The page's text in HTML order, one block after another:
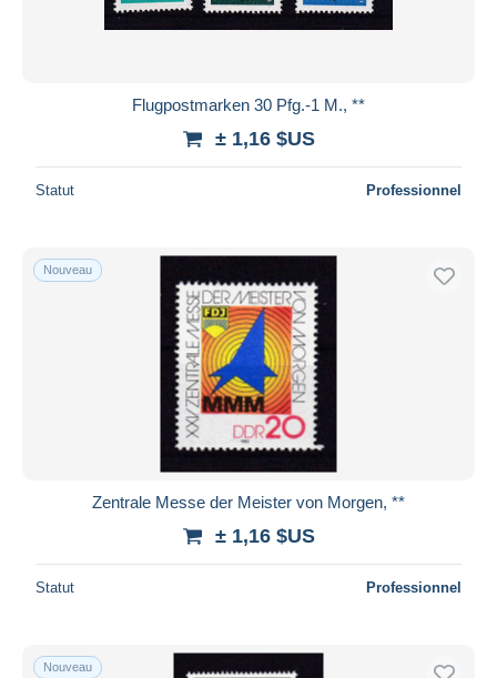
Flugpostmarken 30 Pfg.-1 M., **
± 1,16 $US
Statut Professionnel
Nouveau
Zentrale Messe der Meister von Morgen, **
± 1,16 $US
Statut Professionnel
Nouveau